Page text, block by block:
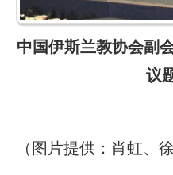
中国伊斯兰教协会副
议
（图片提供：肖虹、